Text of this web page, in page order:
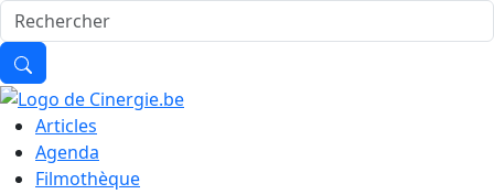
Articles
Agenda
Filmothèque